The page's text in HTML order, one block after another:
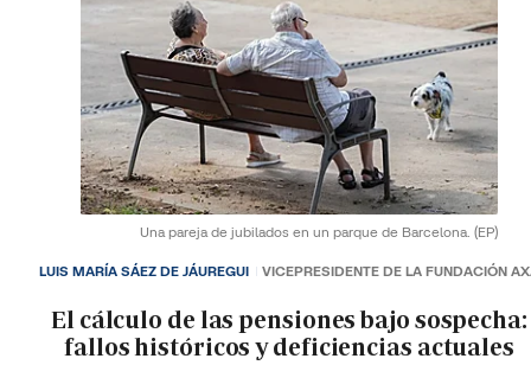
Una pareja de jubilados en un parque de Barcelona. (EP)
El cálculo de las pensiones bajo sospecha:
fallos históricos y deficiencias actuales
LUIS MARÍA SÁEZ DE JÁUREGUI VICEPRESIDENTE DE LA FUNDACIÓN